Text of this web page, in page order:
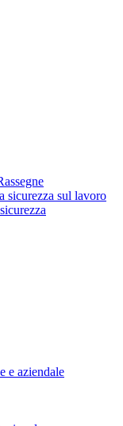
sicurezza sul lavoro
e aziendale